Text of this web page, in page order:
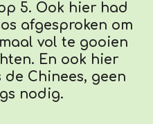
5. Ook hier had
afgesproken om
vol te gooien
En ook hier
Chinees, geen
nodig.